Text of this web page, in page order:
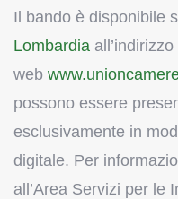
Il bando è disponibile
Lombardia all’indirizzo
web
possono essere
esclusivamente in
digitale. Per
all’Area Servizi per le